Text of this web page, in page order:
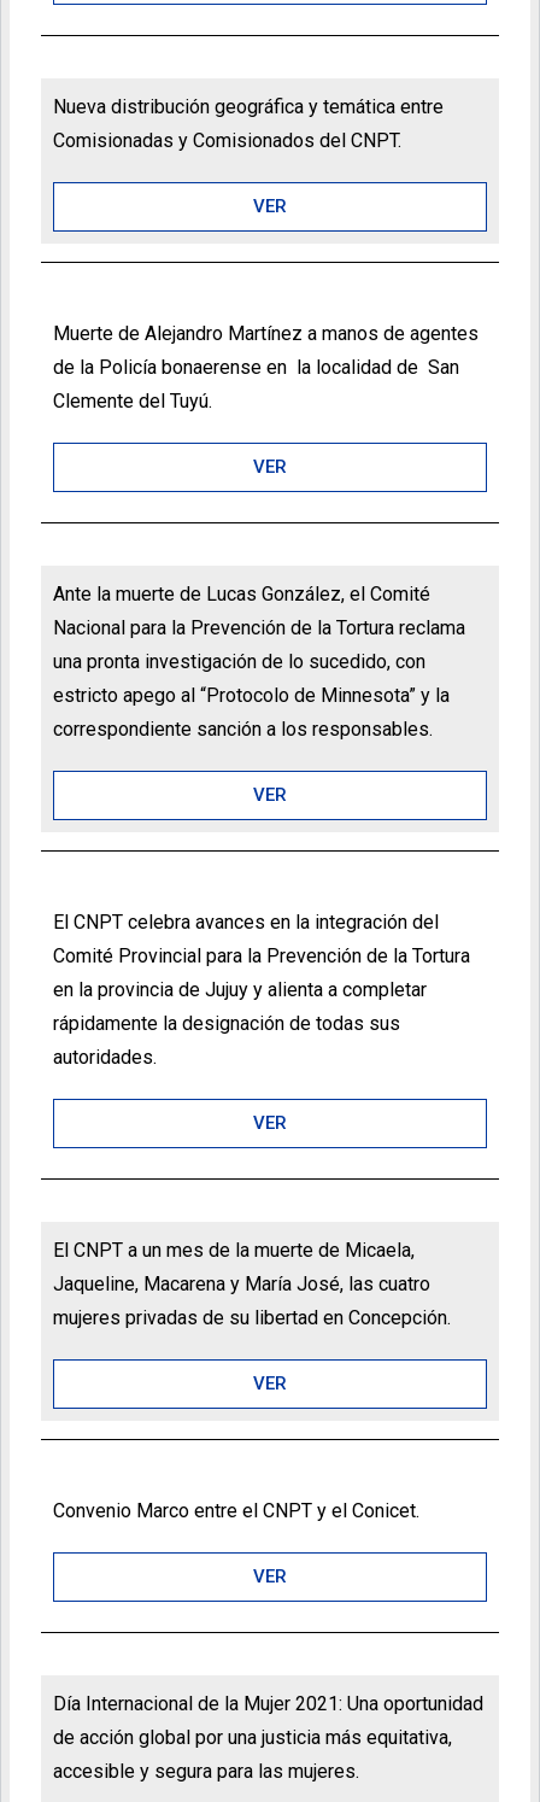
Nueva distribución geográfica y temática entre
Comisionadas y Comisionados del CNPT.
VER
Muerte de Alejandro Martínez a manos de agentes
de la Policía bonaerense en la localidad de San
Clemente del Tuyú.
VER
Ante la muerte de Lucas González, el Comité
Nacional para la Prevención de la Tortura reclama
una pronta investigación de lo sucedido, con
estricto apego al “Protocolo de Minnesota” y la
correspondiente sanción a los responsables.
VER
El CNPT celebra avances en la integración del
Comité Provincial para la Prevención de la Tortura
en la provincia de Jujuy y alienta a completar
rápidamente la designación de todas sus
autoridades.
VER
El CNPT a un mes de la muerte de Micaela,
Jaqueline, Macarena y María José, las cuatro
mujeres privadas de su libertad en Concepción.
VER
Convenio Marco entre el CNPT y el Conicet.
VER
Día Internacional de la Mujer 2021: Una oportunidad
de acción global por una justicia más equitativa,
accesible y segura para las mujeres.